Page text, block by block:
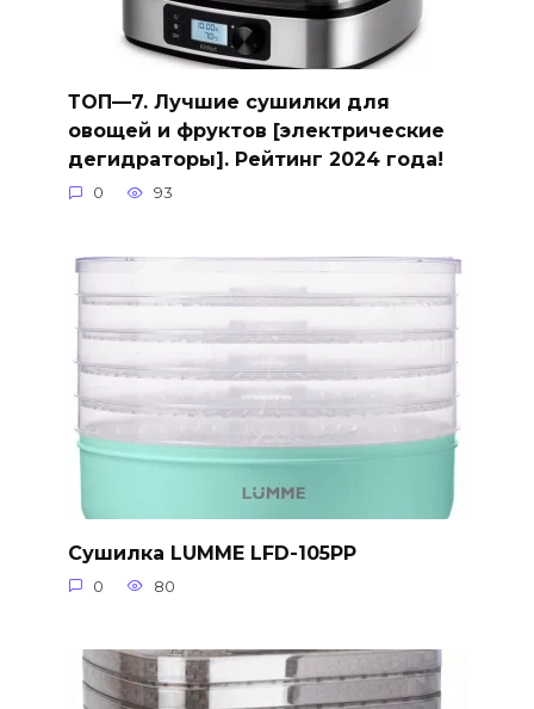
ТОП—7. Лучшие сушилки для
овощей и фруктов [электрические
дегидраторы]. Рейтинг 2024 года!
0 93
Сушилка LUMME LFD-105PP
0 80